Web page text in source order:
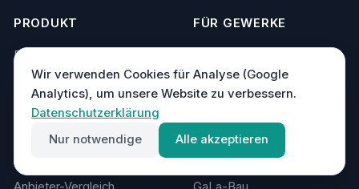
PRODUKT
Funktionen
Preise
Vergleich
FÜR GEWERKE
Heizung & Sanitär
Photovoltaik
Wir verwenden Cookies für Analyse (Google
Analytics), um unsere Website zu verbessern.
Datenschutzerklärung
Nur notwendige
Alle akzeptieren